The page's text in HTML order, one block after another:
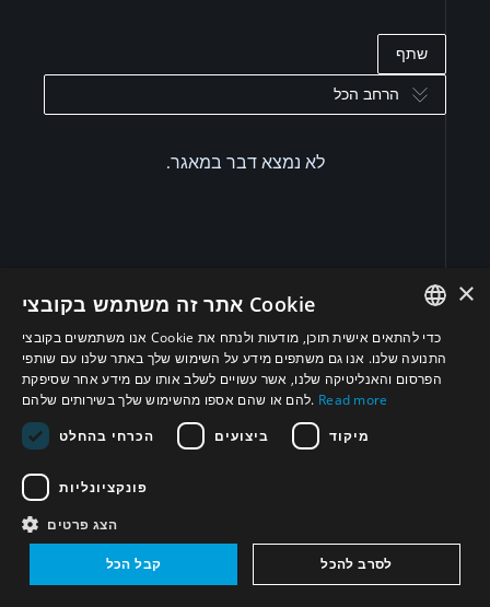
שתף
הרחב הכל
לא נמצא דבר במאגר.
לעקוב אחרינו הלאה
הירשם לניוזלטר של פרויקט האזור המפורז מנשק להשמדה
ENGLISH
ARABIC
× אתר זה משתמש בקובצי Cookie
אנו משתמשים בקובצי Cookie כדי להתאים אישית תוכן, מודעות ולנתח את
התנועה שלנו. אנו גם משתפים מידע על השימוש שלך באתר שלנו עם שותפי
הפרסום והאנליטיקה שלנו, אשר עשויים לשלב אותו עם מידע אחר שסיפקת
להם או שהם אספו מהשימוש שלך בשירותים שלהם. Read more
הכרחי בהחלט
ביצועים מיקוד
פונקציונליות
הצג פרטים
קבל הכל לסרב להכל